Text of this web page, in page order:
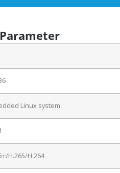
Linux system
H.265/H.264